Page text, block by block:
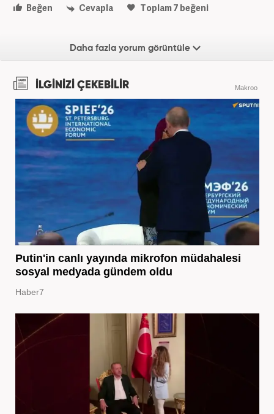
Beğen Cevapla Toplam7 beğeni
Daha fazla yorum görüntüle
İLGİNİZİ ÇEKEBİLİR Makroo
Putin'in canlı yayında mikrofon müdahalesi
sosyal medyada gündem oldu
Haber7